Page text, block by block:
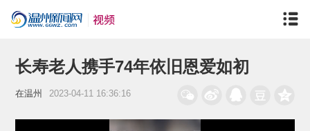
长寿老人携手74年依旧恩爱如初
在温州 2023-04-11 16:36:16